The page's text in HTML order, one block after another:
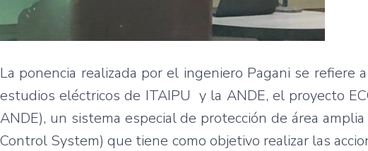
La ponencia realizada por el ingeniero Pagani se
estudios eléctricos de ITAIPU y la ANDE, el proyecto
ANDE), un sistema especial de protección de área
Control System) que tiene como objetivo realizar las